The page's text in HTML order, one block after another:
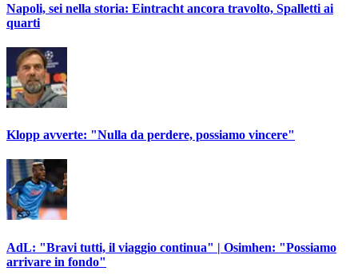
Napoli, sei nella storia: Eintracht ancora travolto, Spalletti ai
quarti
Klopp avverte: "Nulla da perdere, possiamo vincere"
AdL: "Bravi tutti, il viaggio continua" | Osimhen: "Possiamo
arrivare in fondo"